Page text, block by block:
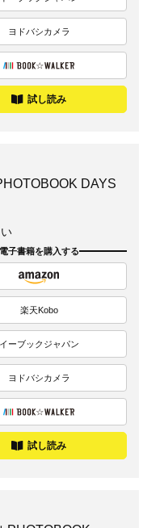
ヨドバシカメラ
試し読み
DAYS
子書籍を購入する
楽天Kobo
イーブックジャパン
ヨドバシカメラ
試し読み